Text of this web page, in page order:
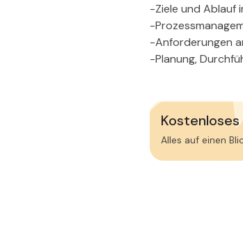
-Ziele und Ablauf
-
-Anforderungen
-Planung,
Alles auf einen